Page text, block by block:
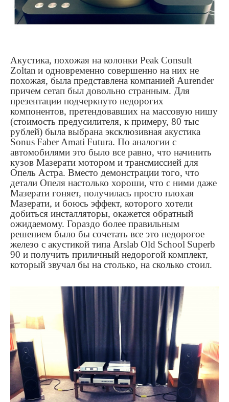
Акустика, похожая на колонки PeakConsult
Zoltan и одновременно совершенно на них не
похожая, была представлена компанией Aurender
причем сетап был довольно странным. Для
презентации подчеркнуто недорогих
компонентов, претендовавших на массовую нишу
(стоимость предусилителя, к примеру, 80 тыс
рублей) была выбрана эксклюзивная акустика
SonusFaberAmatiFutura. По аналогии с
автомобилями это было все равно, что начинить
кузов Мазерати мотором и трансмиссией для
Опель Астра. Вместо демонстрации того, что
детали Опеля настолько хороши, что с ними даже
Мазерати гоняет, получилась просто плохая
Мазерати, и боюсь эффект, которого хотели
добиться инсталляторы, окажется обратный
ожидаемому. Гораздо более правильным
решением было бы сочетать все это недорогое
железо с акустикой типа Arslab Old School Superb
90 и получить приличный недорогой комплект,
который звучал бы на столько, на сколько стоил.